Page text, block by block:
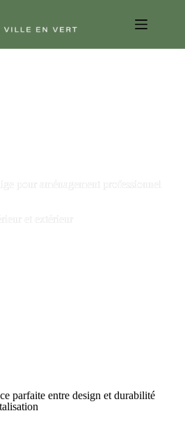
parfaite entre design et durabilité